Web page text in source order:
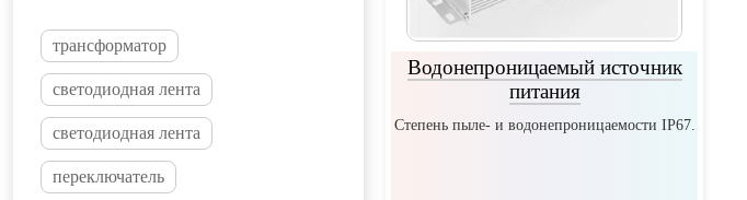
трансформатор
светодиодная лента
светодиодная лента
переключатель
Водонепроницаемый источник
питания
Степень пыле- и водонепроницаемости IP67.